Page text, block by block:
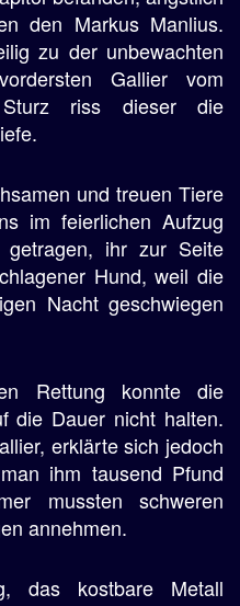
den Markus Manlius.
zu der unbewachten
Gallier vom
riss dieser die
und treuen Tiere
im feierlichen Aufzug
ihr zur Seite
Hund, weil die
Nacht geschwiegen
Rettung konnte die
die Dauer nicht halten.
erklärte sich jedoch
ihm tausend Pfund
mussten schweren
annehmen.
das kostbare Metall